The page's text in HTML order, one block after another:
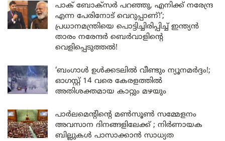
പാക് ബോക്സർ പറഞ്ഞു, എനിക്ക് നരേന്ദ്ര
എന്ന പേരിനോട് വെറുപ്പാണ്!’;
പ്രധാനമന്ത്രിയെ പൊട്ടിച്ചിരിപ്പിച്ച് ഇന്ത്യൻ
താരം നരേന്ദർ ബെർവാളിന്റെ
വെളിപ്പെടുത്തൽ!
‘ബംഗാൾ ഉൾക്കടലിൽ വീണ്ടും ന്യൂനമർദ്ദം!;
ഓഗസ്റ്റ് 14 വരെ കേരളത്തിൽ
അതിശക്തമായ കാറ്റും മഴയും
പാർലമെന്റിന്റെ മൺസൂൺ സമ്മേളനം
അവസാന ദിനങ്ങളിലേക്ക് ; നിർണായക
ബില്ലുകൾ പാസാക്കാൻ സാധ്യത